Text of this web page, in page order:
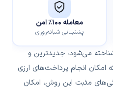
معامله ۱۰۰٪ امن
پشتیبانی شبانه‌روزی
می‌شود، جدیدترین و
انجام پرداخت‌های ارزی
مثبت این روش، امکان